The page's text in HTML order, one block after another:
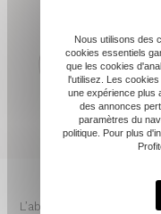
Depuis 1994
L’abus d’alcool est
Nous utilisons des
cookies essentiels
que les cookies
l'utilisez. Les
une expérience plus
des annonces
paramètres du
politique. Pour plus